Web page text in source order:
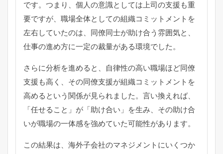
です。つまり、個人の意識としては上司の支援も重
要ですが、職場全体としての組織コミットメントを
左右していたのは、同僚同士が助け合う雰囲気と、
仕事の進め方に一定の裁量がある環境でした。
さらに分析を進めると、自律性の高い職場ほど同僚
支援も高く、その同僚支援が組織コミットメントを
高めるという関係が見られました。言い換えれば、
「任せること」が「助け合い」を生み、その助け合
いが職場の一体感を強めていた可能性があります。
この結果は、海外子会社のマネジメントにいくつか